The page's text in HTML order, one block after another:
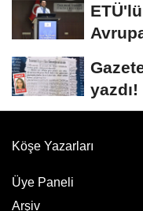
Köşe Yazarları
Üye Paneli
Arşiv